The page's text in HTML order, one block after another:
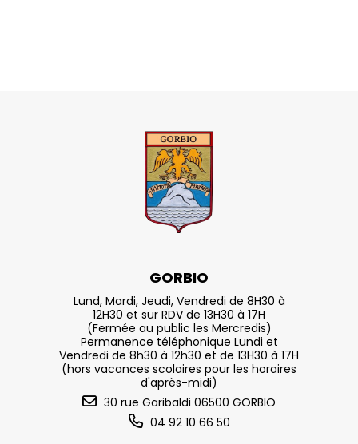
GORBIO
Lund, Mardi, Jeudi, Vendredi de 8H30 à
12H30 et sur RDV de 13H30 à 17H
(Fermée au public les Mercredis)
Permanence téléphonique Lundi et
Vendredi de 8h30 à 12h30 et de 13H30 à 17H
(hors vacances scolaires pour les horaires
d'après-midi)
30 rue Garibaldi 06500 GORBIO
04 92 10 66 50